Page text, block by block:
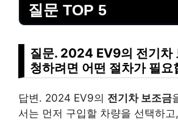
질문 TOP 5
질문. 2024 EV9의 전기차
청하려면 어떤 절차가 필요
답변. 2024 EV9의 전기차 보조금
서는 먼저 구입할 차량을 선택하